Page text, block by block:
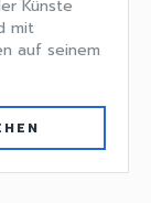
Künste
mit
auf seinem